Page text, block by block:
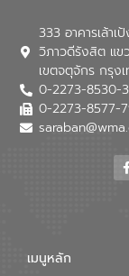
333 อาคารเล้า
วิภาวดีรังสิต แ
เขตจตุจักร กรุง
0-2273-8530-
0-2273-8577-
เมนูหลัก